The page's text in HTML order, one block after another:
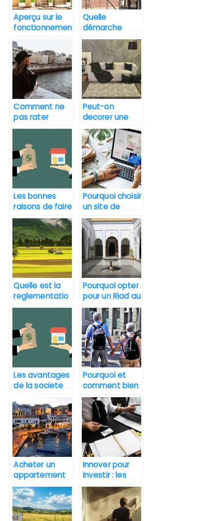
Aperçu sur le
fonctionnemen
immobilier
Quelle
démarche
faut-il
enclencher
pour agrandir
sa maison?
Comment ne
pas rater
l’appartement
France ?
Peut-on
decorer une
maison en
location ?
Quelles sont
les regles ?
Les bonnes
raisons de faire
une inspection
immobiliere
Pourquoi choisir
un site de
vente en ligne
pour l’achat
d’une maison ?
Quelle est la
reglementatio
n pour la vente
agricole ?
Pourquoi opter
pour un Riad au
Maroc ?
Les avantages
de la societe
immobiliere
Pourquoi et
comment bien
choisir sa
maison de
retraite ?
Acheter un
appartement
en Espagne :
pourquoi et
comment ?
Innover pour
investir : les
technologies
au service des
plateformes
de